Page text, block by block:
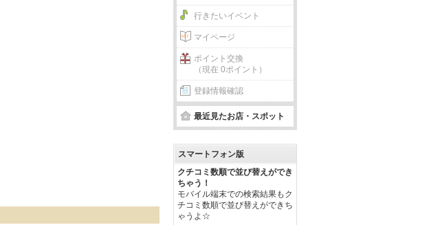
行きたいイベント
マイページ
ポイント交換
（現在 0ポイント）
登録情報確認
最近見たお店・スポット
スマートフォン版
クチコミ数順で並び替えができ
ちゃう！
モバイル端末での検索結果もク
チコミ数順で並び替えができち
ゃうよ☆